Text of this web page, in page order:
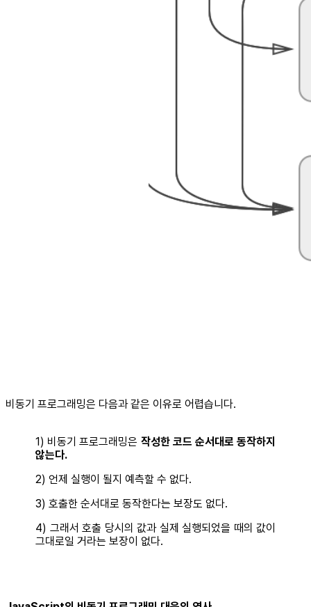
비동기 프로그래밍은 다음과 같은 이유로 어렵습니다.
1) 비동기 프로그래밍은 작성한 코드 순서대로 동작하지
않는다.
2) 언제 실행이 될지 예측할 수 없다.
3) 호출한 순서대로 동작한다는 보장도 없다.
4) 그래서 호출 당시의 값과 실제 실행되었을 때의 값이
그대로일 거라는 보장이 없다.